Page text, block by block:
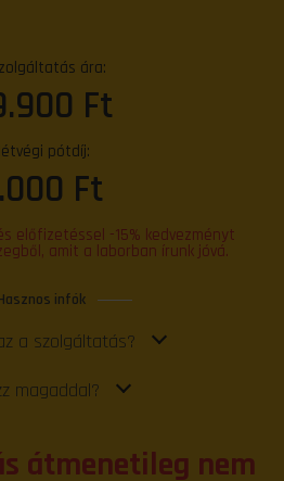
ára:
Ft
pótdíj:
Ft
előfizetéssel -15% kedvezményt
amit a laborban írunk jóvá.
infók
a szolgáltatás?
magaddal?
átmenetileg nem